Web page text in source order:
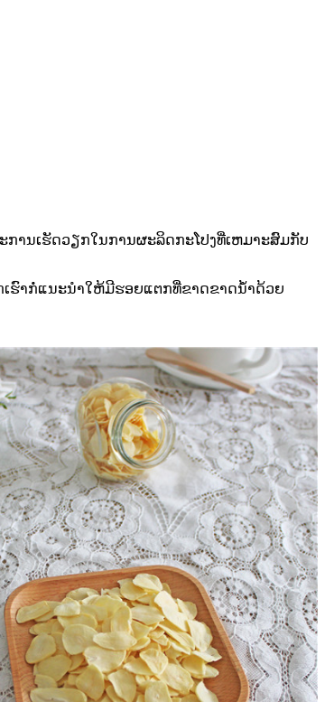
ການເຮັດວຽກໃນການຜະລິດກະໂປງທີ່ເຫມາະສົມກັບ
ເຮົາກໍ່ແນະນໍາໃຫ້ມີຮອຍແຕກທີ່ຂາດຂາດນ້ໍາດ້ວຍ